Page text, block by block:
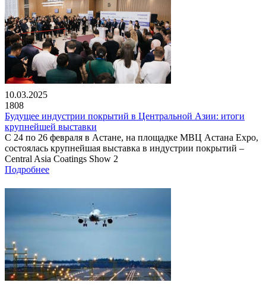
10.03.2025
1808
Будущее индустрии покрытий в Центральной Азии: итоги
крупнейшей выставки
С 24 по 26 февраля в Астане, на площадке МВЦ Астана Expo,
состоялась крупнейшая выставка в индустрии покрытий –
Central Asia Coatings Show 2
Подробнее